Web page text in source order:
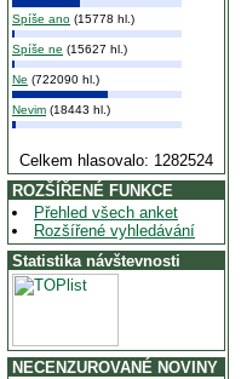
Spíše ano (15778 hl.)
Spíše ne (15627 hl.)
Ne (722090 hl.)
Nevim (18443 hl.)
Celkem hlasovalo: 1282524
ROZŠÍŘENÉ FUNKCE
Přehled všech anket
Rozšířené vyhledávání
Statistika návštevnosti
NECENZUROVANÉ NOVINY